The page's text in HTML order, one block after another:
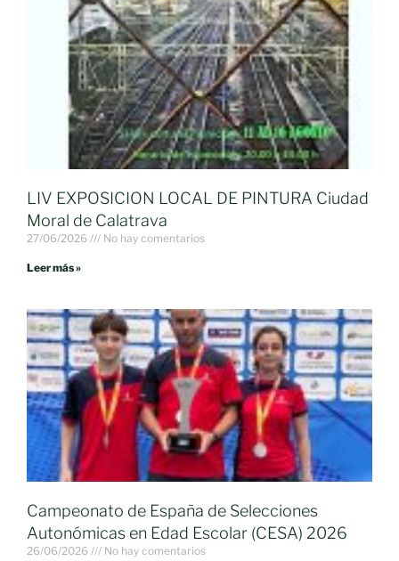
LIV EXPOSICION LOCAL DE PINTURA Ciudad
Moral de Calatrava
27/06/2026 No hay comentarios
Leer más »
Campeonato de España de Selecciones
Autonómicas en Edad Escolar (CESA) 2026
26/06/2026 No hay comentarios